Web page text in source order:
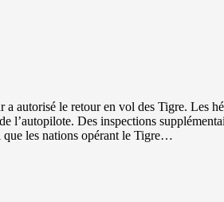
autorisé le retour en vol des Tigre. Les
l’autopilote. Des inspections
les nations opérant le Tigre…